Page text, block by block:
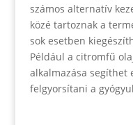
számos alternatív
közé tartoznak a
sok esetben
Például a citromfű
alkalmazása segíthet
felgyorsítani a